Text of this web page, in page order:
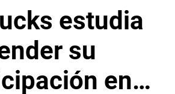
estudia
su
en